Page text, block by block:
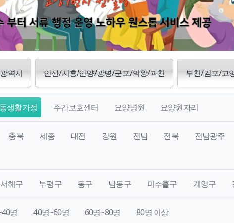
역시 안산/시흥/안양/광명/군포/의왕/과천 부천/김포/고
생활가정 주간보호센터 요양병원 요양원자리
충북 세종 대전 강원 전남 전북 전남광주
서해구 부평구 동구 남동구 미추홀구 계양구
명 40명~60명 60명~80명 80명 이상